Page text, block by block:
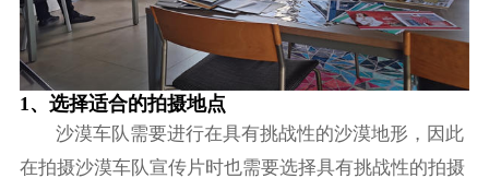
1、选择适合的拍摄地点
沙漠车队需要进行在具有挑战性的沙漠地形，因此
在拍摄沙漠车队宣传片时也需要选择具有挑战性的拍摄